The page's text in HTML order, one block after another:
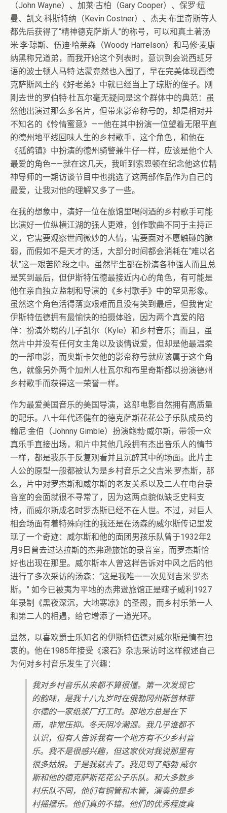
（John Wayne）、加莱·古柏（Gary Cooper）、保罗·纽
曼、凯文·科斯特纳（Kevin Costner）、杰夫·布里奇斯等人
都先后获得了“精神德克萨斯人”的称号，可以和真土著汤
米·李·琼斯、伍迪·哈莱森（Woody Harrelson）和马修·麦康
纳黑称兄道弟，而我开始这个列表时，意识到会说西班牙
语的波士顿人马特·达蒙竟然也入围了，早在完美体现西德
克萨斯风土的《好老弟》中就已经当上了琼斯的侄子。刚
刚去世的罗伯特·杜瓦尔毫无疑问是这个群体中的典范：虽
然他出演过那么多名片，但带来影帝称号的，却是相对并
不知名的《怜情蜜意》——他在其中扮演一位望着无限平直
的德州地平线回味人生的乡村歌手，这个角色，和他在
《孤鸽镇》中扮演的德州骑警兼牛仔一样，应该是他个人
最爱的角色——就在这几天，我听到索恩顿在纪念他这位精
神导师的一期访谈节目中也挑选了这两部作品作为自己的
最爱，让我对他的理解又多了一些。
在我的想象中，演好一位在旅馆里喝闷酒的乡村歌手可能
比演好一位纵横江湖的强人更难，创作歌曲不同于主持正
义，它需要观察世间微妙的人情，需要面对不愿触碰的脆
弱，而假如不是天才的话，大部分时间都会消耗在“难以名
状”这一艰苦阶段之中。虽然毕生都在扮演各种强人而且总
是笑到最后，但伊斯特伍德最接近内心的角色，有可能是
他在亲自独立监制和导演的《乡村歌手》中的罕见形象。
虽然这个角色活得落寞艰难而且没有笑到最后，但我肯定
伊斯特伍德拥有最愉快的拍摄体验，因为两个真爱的陪
伴：扮演外甥的儿子凯尔（Kyle）和乡村音乐；而且，虽
然片中并没有任何女主角以及谈情说爱，但却是他最温柔
的一部电影，而奥斯卡欠他的影帝称号就应该属于这个角
色，就像另外两个加州人杜瓦尔和布里奇斯都以扮演德州
乡村歌手而获得这一荣誉一样。
作为最爱美国音乐的美国导演，这部电影自然拥有高质量
的配乐。八十年代还健在的德克萨斯花花公子乐队成员约
翰尼·金伯（Johnny Gimble）扮演鲍勃·威尔斯，带领一众
真乐手直接出场，和片中其他几段拥有杰出音乐人的情节
一样，都是我乐于反复观看并且沉醉其中的场面。此片主
人公的原型一般都被认为是乡村音乐之父吉米·罗杰斯，那
么，片中对罗杰斯和威尔斯的老友关系以及二人在电台录
音室的会面就很不寻常了，因为这两点貌似缺乏史料支
持，而威尔斯成名时罗杰斯已经不在人世。不过，对巨人
相会场面有着特殊向往的我还是在汤森的威尔斯传记里发
现了一个奇迹：威尔斯和他的面团男孩乐队曾于1932年2
月9日曾去过达拉斯的杰弗逊旅馆的录音室，而罗杰斯恰
好也出现在那里。威尔斯本人曾这样告诉对中风之后的他
进行了多次采访的汤森：“这是我唯一一次见到吉米·罗杰
斯。” 如今已被夷为平地的杰弗逊旅馆正是瞎子威利1927
年录制《黑夜深沉，大地寒凉》的圣殿，而乡村乐第一人
和第二人的相遇，给它增添了一道光环。
显然，以喜欢爵士乐知名的伊斯特伍德对威尔斯是情有独
衷的。他在1985年接受《滚石》杂志采访时这样叙述自己
为何对乡村音乐发生了兴趣：
我对乡村音乐从来都不算很懂。第一次发现它
的韵味，是我十八九岁时在俄勒冈州斯普林菲
尔德的一家纸浆厂打工时。那地方总是在下
雨，非常压抑。冬天阴冷潮湿。我几乎谁都不
认识，但有人告诉我有一个地方有不少乡村音
乐。我不是很感兴趣，但这家伙对我说那里有
很多姑娘。于是我就去了。我见到了鲍勃·威尔
斯和他的德克萨斯花花公子乐队。和大多数乡
村乐队不同，他们有铜管和木管，演奏的是乡
村摇摆乐。他们真的不错。他们的优秀程度真